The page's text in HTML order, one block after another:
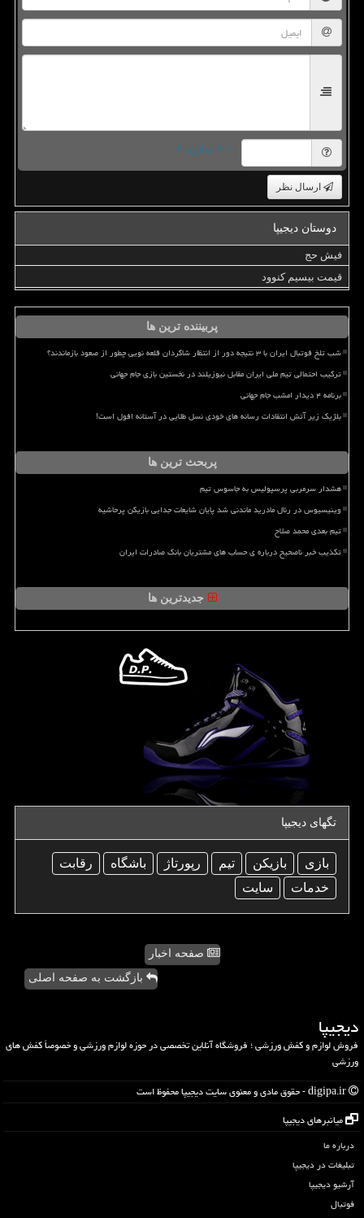
= ۷ بعلاوه ۴
ارسال نظر
دوستان دیجیپا
فیش حج
قیمت بیسیم کنوود
پربیننده ترین ها
شب تلخ فوتبال ایران با ۳ نتیجه دور از انتظار شاگردان قلعه نویی چطور از صعود بازماندند؟
ترکیب احتمالی تیم ملی ایران مقابل نیوزیلند در نخستین بازی جام جهانی
برنامه ۴ دیدار امشب جام جهانی
بلژیک زیر آتش انتقادات رسانه های خودی نسل طلایی در آستانه افول است!
پربحث ترین ها
هشدار سرمربی پرسپولیس به جاسوس تیم
وینیسیوس در رئال مادرید ماندنی شد پایان شایعات جدایی بازیکن پرحاشیه
تیم بعدی محمد صلاح
تکذیب خبر ناصحیح درباره ی حساب های مشتریان بانک صادرات ایران
جدیدترین ها
تگهای دیجیپا
بازی بازیكن تیم رپورتاژ باشگاه
رقابت
خدمات
سایت
صفحه اخبار
بازگشت به صفحه اصلی
دیجیپا
فروش لوازم و کفش ورزشی ؛ فروشگاه آنلاین تخصصی در حوزه لوازم ورزشی و خصوصاً کفش های
ورزشی
میانبرهای دیجیپا
درباره ما
تبلیغات در دیجیپا
آرشیو دیجیپا
فوتبال